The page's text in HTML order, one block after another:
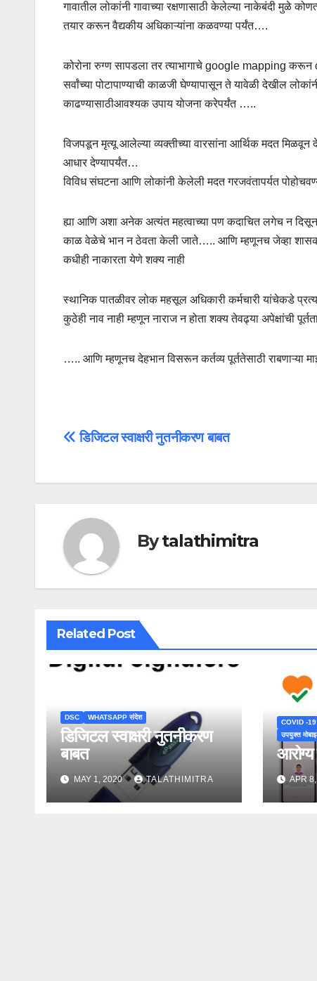
गावातील लोकांनी गावाच्या रक्षणासाठी केलेल्या नाकेबंदी मुळे
तयार करून वैद्यकीय अधिकाऱ्यांना कळवण्या पर्यंत….
कोरोना रुग्ण सापडला तर त्याभागाचे google mapping करून
सर्वांच्या पोटापाण्याची काळजी घेण्यापासून ते यावेळी देखील
काढण्यासाठीआवश्यक उपाय योजना करेपर्यंत …..
विजपडून मृत्यू आलेल्या व्यक्तीच्या वारसांना आर्थिक मदत
आधार देण्यापर्यंत…
विविध संघटना आणि लोकांनी केलेली मदत गरजवंतापर्यत
ह्या आणि अशा अनेक अत्यंत महत्वाच्या पण कदाचित लगेच न दिसून
काळ वेळेचे भान न ठेवता केली जाते….. आणि म्हणूनच जेव्हा
कधीही नाकारता येणे शक्य नाही
स्थानिक पातळीवर लोक महसूल अधिकारी कर्मचारी यांचेकडे
कुठेही नाव नाही म्हणून नाराज न होता शक्य तेवढ्या अपेक्षांची
….. आणि म्हणूनच देहभान विसरून कर्तव्य पूर्ततेसाठी राबणाऱ्या
Post
डिजिटल स्वाक्षरी नुतनीकरण बाबत
Bytalathimitra
Related Post
DSC WHATSAPP संदेश
डिजिटल स्वाक्षरी नुतनीकरण
बाबत
MAY 1, 2020 TALATHIMITRA
COVID -19
उपयुक्त
APR